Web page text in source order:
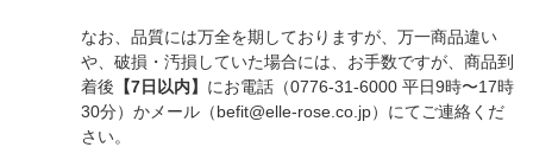
なお、品質には万全を期しておりますが、万一商品違い
や、破損・汚損していた場合には、お手数ですが、商品到
着後 【7日以内】 にお電話（0776-31-6000 平日9時〜17時
30分）かメール（befit@elle-rose.co.jp）にてご連絡くだ
さい。